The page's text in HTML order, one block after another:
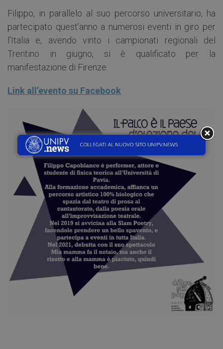
Filippo, in parallelo al suo percorso universitario, ha
partecipato quest’anno a numerosi eventi in giro per
l’Italia e, avendo vinto i campionati regionali del
Trentino in giugno, si è qualificato per la
manifestazione di Firenze.
Link all’evento su Facebook